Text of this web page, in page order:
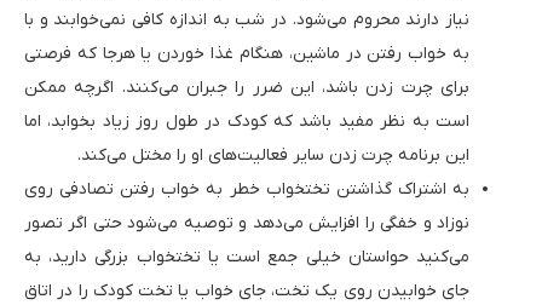
نیاز دارند محروم می‌شود. در شب به اندازه کافی نمی‌خوابند و با
به خواب رفتن در ماشین، هنگام غذا خوردن یا هرجا که فرصتی
برای چرت زدن باشد، این ضرر را جبران می‌کنند. اگرچه ممکن
است به نظر مفید باشد که کودک در طول روز زیاد بخوابد، اما
این برنامه چرت زدن سایر فعالیت‌های او را مختل می‌کند.
به اشتراک گذاشتن تختخواب خطر به خواب رفتن تصادفی روی
نوزاد و خفگی را افزایش می‌دهد و توصیه می‌شود حتی اگر تصور
می‌کنید حواستان خیلی جمع است یا تختخواب بزرگی دارید، به
جای خوابیدن روی یک تخت، جای خواب یا تخت کودک را در اتاق